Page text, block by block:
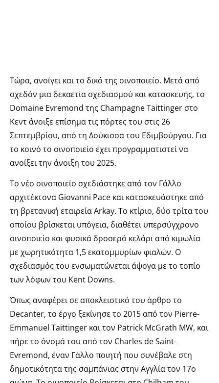
Τώρα, ανοίγει και το δικό της οινοποιείο. Μετά από
σχεδόν μια δεκαετία σχεδιασμού και κατασκευής, το
Domaine Evremond της Champagne Taittinger στο
Κεντ άνοιξε επίσημα τις πόρτες του στις 26
Σεπτεμβρίου, από τη Δούκισσα του Εδιμβούργου. Για
το κοινό το οινοποιείο έχει προγραμματιστεί να
ανοίξει την άνοιξη του 2025.
Το νέο οινοποιείο σχεδιάστηκε από τον Γάλλο
αρχιτέκτονα Giovanni Pace και κατασκευάστηκε από
τη βρετανική εταιρεία Arkay. Το κτίριο, δύο τρίτα του
οποίου βρίσκεται υπόγεια, διαθέτει υπερσύγχρονο
οινοποιείο και φυσικά δροσερό κελάρι από κιμωλία
με χωρητικότητα 1,5 εκατομμυρίων φιαλών. Ο
σχεδιασμός του ενσωματώνεται άψογα με το τοπίο
των λόφων του Kent Downs.
Όπως αναφέρει σε αποκλειστικό του άρθρο το
Decanter, το έργο ξεκίνησε το 2015 από τον Pierre-
Emmanuel Taittinger και τον Patrick McGrath MW, και
πήρε το όνομά του από τον Charles de Saint-
Evremond, έναν Γάλλο ποιητή που συνέβαλε στη
δημοτικότητα της σαμπάνιας στην Αγγλία τον 17ο